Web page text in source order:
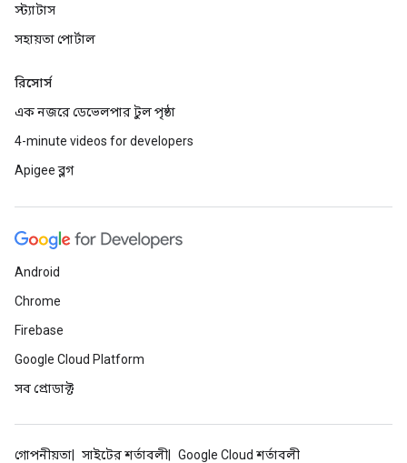
স্ট্যাটাস
সহায়তা পোর্টাল
রিসোর্স
এক নজরে ডেভেলপার টুল পৃষ্ঠা
4-minute videos for developers
Apigee ব্লগ
Android
Chrome
Firebase
Google Cloud Platform
সব প্রোডাক্ট
গোপনীয়তা সাইটের শর্তাবলী Google Cloud শর্তাবলী